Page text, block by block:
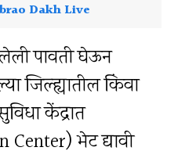
Dakh Live
पावती घेऊन
जिल्ह्यातील किंवा
केंद्रात
भेट द्यावी